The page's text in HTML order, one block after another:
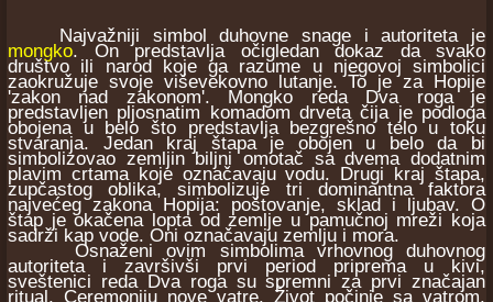
Najvažniji simbol duhovne snage i autoriteta je
mongko. On predstavlja očigledan dokaz da svako
društvo ili narod koje ga razume u njegovoj simbolici
zaokružuje svoje viševekovno lutanje. To je za Hopije
'zakon nad zakonom'. Mongko reda Dva roga je
predstavljen pljosnatim komadom drveta čija je podloga
obojena u belo što predstavlja bezgrešno telo u toku
stvaranja. Jedan kraj štapa je obojen u belo da bi
simbolizovao zemljin biljni omotač sa dvema dodatnim
plavim crtama koje označavaju vodu. Drugi kraj štapa,
zupčastog oblika, simbolizuje tri dominantna faktora
najvećeg zakona Hopija: poštovanje, sklad i ljubav. O
štap je okačena lopta od zemlje u pamučnoj mreži koja
sadrži kap vode. Oni označavaju zemlju i mora.
Osnaženi ovim simbolima vrhovnog duhovnog
autoriteta i završivši prvi period priprema u kivi,
sveštenici reda Dva roga su spremni za prvi značajan
ritual, Ceremoniju nove vatre. Život počinje sa vatrom.